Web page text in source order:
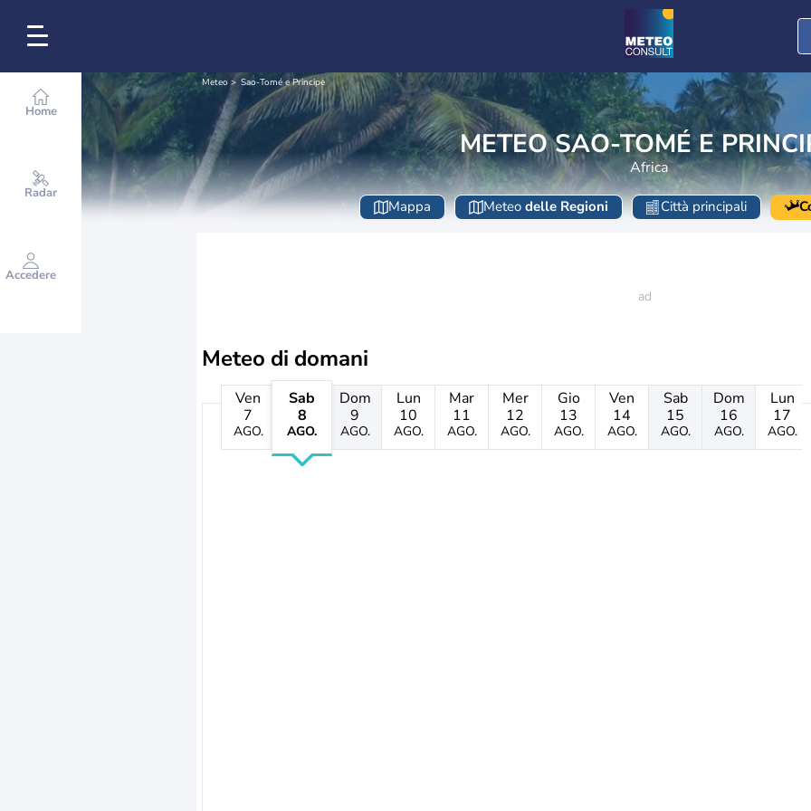
Home
Radar
Accedere
Meteo Sao-Tomé e Principe
METEO SAO-TOMÉ E
Africa
Mappa Meteo delle Regioni Città principali
Meteo di domani
Ven
7
AGO.
Sab
8
AGO.
Dom
9
AGO.
Lun
10
AGO.
Mar
11
AGO.
Mer
12
AGO.
Gio
13
AGO.
Ven
14
AGO.
Sab
15
AGO.
Dom
16
AGO.
Lun
17
AGO.